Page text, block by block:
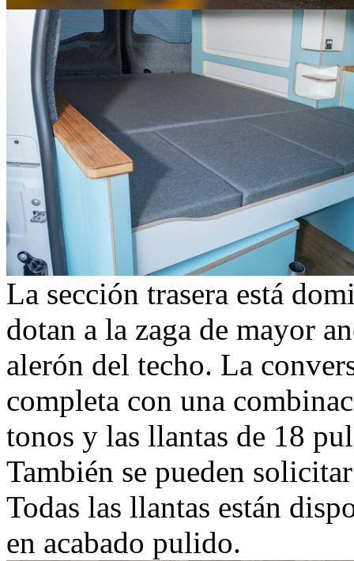
La sección trasera está
dotan a la zaga de mayor
alerón del techo. La
completa con una
tonos y las llantas de 18
También se pueden
Todas las llantas están
en acabado pulido.